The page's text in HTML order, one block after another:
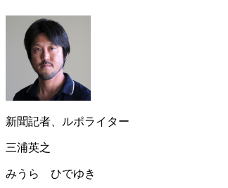
新聞記者、ルポライター
三浦英之
みうら ひでゆき